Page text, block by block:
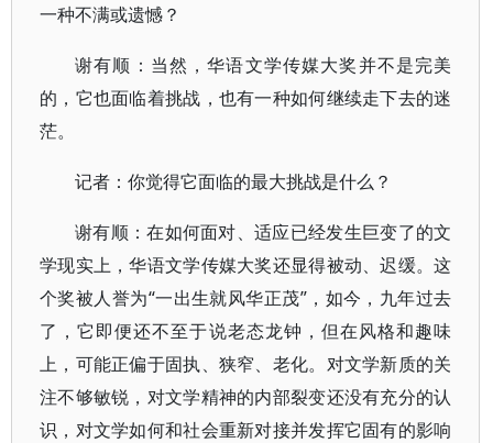
一种不满或遗憾？
谢有顺：当然，华语文学传媒大奖并不是完美
的，它也面临着挑战，也有一种如何继续走下去的迷
茫。
记者：你觉得它面临的最大挑战是什么？
谢有顺：在如何面对、适应已经发生巨变了的文
学现实上，华语文学传媒大奖还显得被动、迟缓。这
个奖被人誉为“一出生就风华正茂”，如今，九年过去
了，它即便还不至于说老态龙钟，但在风格和趣味
上，可能正偏于固执、狭窄、老化。对文学新质的关
注不够敏锐，对文学精神的内部裂变还没有充分的认
识，对文学如何和社会重新对接并发挥它固有的影响